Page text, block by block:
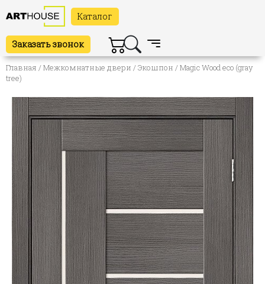
Каталог
Заказать звонок
Главная /Межкомнатные двери /Экошпон / Magic Wood eco (gray
tree)